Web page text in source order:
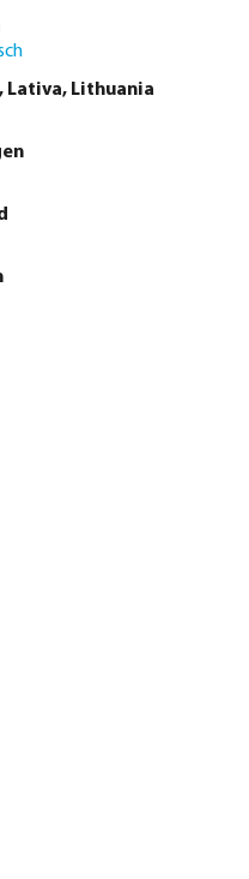
Zweiteiliger
bar Innengewinde
Lativa, Lithuania